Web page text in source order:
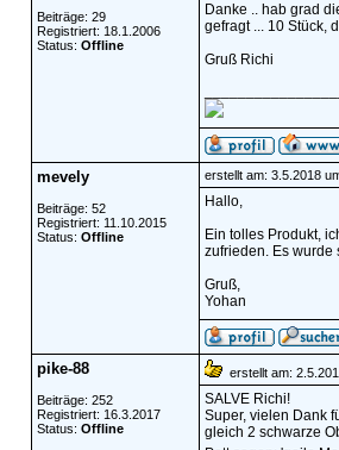
Beiträge: 29
Registriert: 18.1.2006
Status: Offline
Danke .. hab grad
gefragt ... 10 Stück,
Gruß Richi
mevely
Beiträge: 52
Registriert: 11.10.2015
Status: Offline
erstellt am: 3.5.2018
Hallo,
Ein tolles Produkt,
zufrieden. Es wurde
Gruß,
Yohan
pike-88
Beiträge: 252
Registriert: 16.3.2017
Status: Offline
erstellt am:
SALVE Richi!
Super, vielen Dank
gleich 2 schwarze